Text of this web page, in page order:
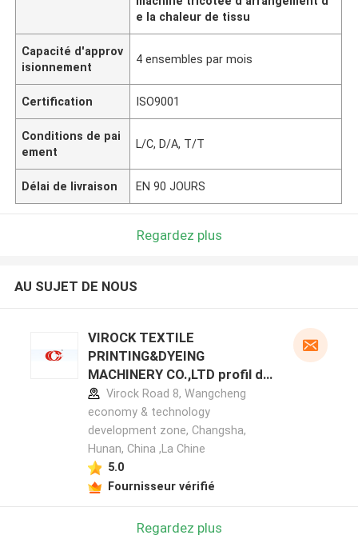
e la chaleur de tissu
Capacité d'approv
isionnement
4 ensembles par mois
Certification ISO9001
Conditions de pai
ement
L/C, D/A, T/T
Délai de livraison EN 90 JOURS
Regardez plus
AU SUJET DE NOUS
VIROCK TEXTILE
PRINTING&DYEING
MACHINERY CO.,LTD profil du
fabricant
Virock Road 8, Wangcheng
economy & technology
development zone, Changsha,
Hunan, China ,La Chine
5.0
Fournisseur vérifié
Regardez plus